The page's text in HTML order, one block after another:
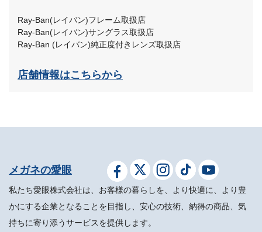
Ray-Ban(レイバン)フレーム取扱店
Ray-Ban(レイバン)サングラス取扱店
Ray-Ban (レイバン)純正度付きレンズ取扱店
店舗情報はこちらから
メガネの愛眼
私たち愛眼株式会社は、お客様の暮らしを、より快適に、より豊
かにする企業となることを目指し、安心の技術、納得の商品、気
持ちに寄り添うサービスを提供します。